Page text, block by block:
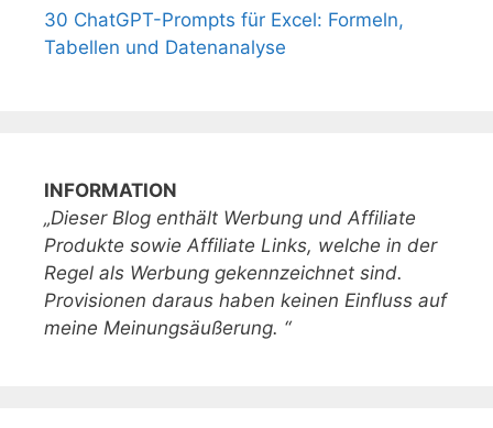
30 ChatGPT-Prompts für Excel: Formeln,
Tabellen und Datenanalyse
INFORMATION
„Dieser Blog enthält Werbung und Affiliate
Produkte sowie Affiliate Links, welche in der
Regel als Werbung gekennzeichnet sind.
Provisionen daraus haben keinen Einfluss auf
meine Meinungsäußerung. “